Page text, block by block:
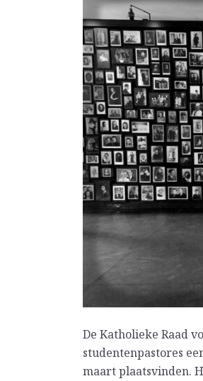
De Katholieke Raad
studentenpastores
maart plaatsvinden.